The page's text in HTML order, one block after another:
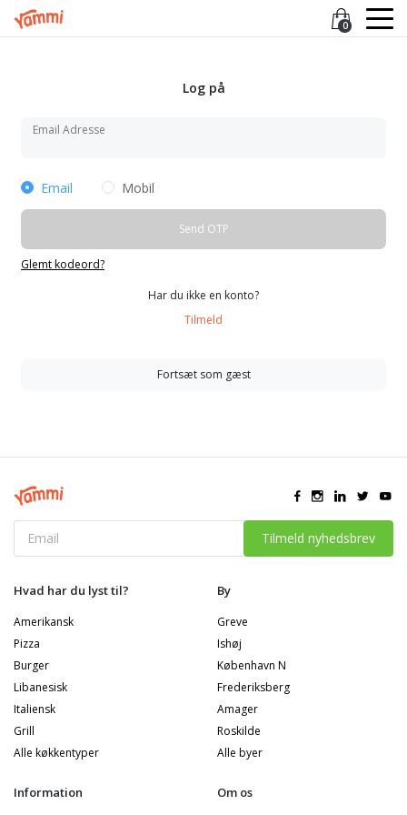
0
Log på
Email Adresse
Email Mobil
Send OTP
Glemt kodeord?
Har du ikke en konto?
Tilmeld
Fortsæt som gæst
Tilmeld nyhedsbrev
Hvad har du lyst til?
Amerikansk
Pizza
Burger
Libanesisk
Italiensk
Grill
Alle køkkentyper
By
Greve
Ishøj
København N
Frederiksberg
Amager
Roskilde
Alle byer
Information Om os